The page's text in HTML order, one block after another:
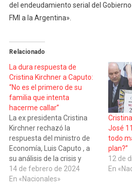
del endeudamiento serial del
FMI a la Argentina».
Relacionado
La dura respuesta de
Cristina Kirchner a Caputo:
“No es el primero de su
familia que intenta
hacerme callar”
La ex presidenta Cristina
Kirchner rechazó la
respuesta del ministro de
Economía, Luis Caputo , a
su análisis de la crisis y
afirmó que “sólo en un país
con este Poder Judicial
14 de febrero de 2024
En «Nacionales»
José
todo
plan?”
12 de
En